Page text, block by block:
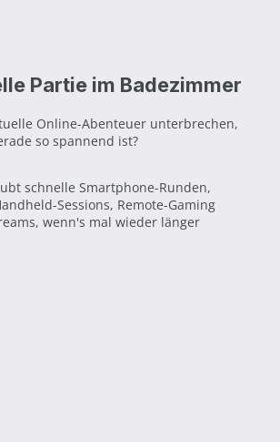
Partie im Badezimmer
Online-Abenteuer unterbrechen,
so spannend ist?
schnelle Smartphone-Runden,
Sessions, Remote-Gaming
wenn's mal wieder länger